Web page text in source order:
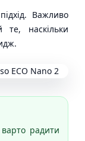
Важливо
те, наскільки
радити